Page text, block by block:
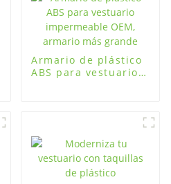
Armario de plástico
ABS para vestuario